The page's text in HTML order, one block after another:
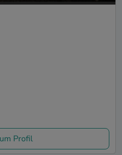
Profil